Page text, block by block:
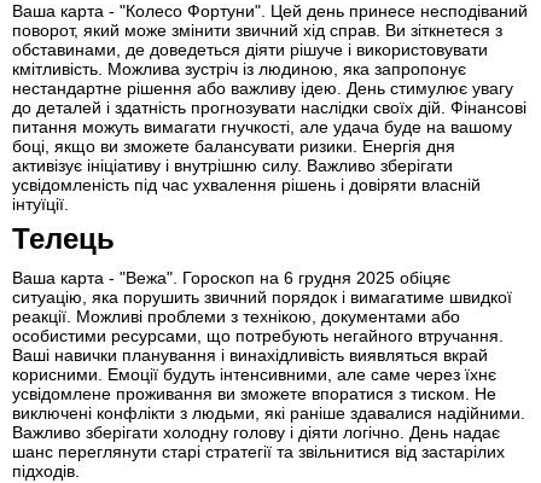
Ваша карта - "Колесо Фортуни". Цей день принесе несподіваний
поворот, який може змінити звичний хід справ. Ви зіткнетеся з
обставинами, де доведеться діяти рішуче і використовувати
кмітливість. Можлива зустріч із людиною, яка запропонує
нестандартне рішення або важливу ідею. День стимулює увагу
до деталей і здатність прогнозувати наслідки своїх дій. Фінансові
питання можуть вимагати гнучкості, але удача буде на вашому
боці, якщо ви зможете балансувати ризики. Енергія дня
активізує ініціативу і внутрішню силу. Важливо зберігати
усвідомленість під час ухвалення рішень і довіряти власній
інтуїції.
Телець
Ваша карта - "Вежа". Гороскоп на 6 грудня 2025 обіцяє
ситуацію, яка порушить звичний порядок і вимагатиме швидкої
реакції. Можливі проблеми з технікою, документами або
особистими ресурсами, що потребують негайного втручання.
Ваші навички планування і винахідливість виявляться вкрай
корисними. Емоції будуть інтенсивними, але саме через їхнє
усвідомлене проживання ви зможете впоратися з тиском. Не
виключені конфлікти з людьми, які раніше здавалися надійними.
Важливо зберігати холодну голову і діяти логічно. День надає
шанс переглянути старі стратегії та звільнитися від застарілих
підходів.